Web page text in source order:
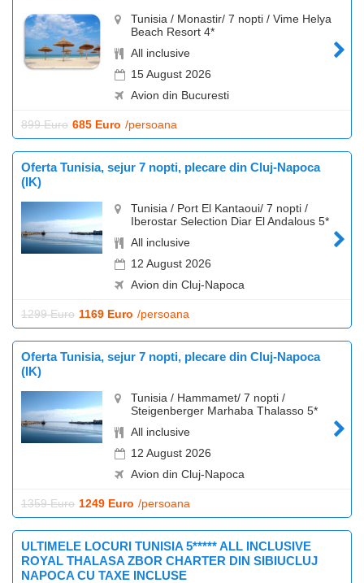
Tunisia / Monastir/ 7 nopti / Vime Helya
Beach Resort 4*
All inclusive
15 August 2026
Avion din Bucuresti
899 Euro 685 Euro /persoana
Oferta Tunisia, sejur 7 nopti, plecare din Cluj-Napoca
(IK)
Tunisia / Port El Kantaoui/ 7 nopti /
Iberostar Selection Diar El Andalous 5*
All inclusive
12 August 2026
Avion din Cluj-Napoca
1299 Euro 1169 Euro /persoana
Oferta Tunisia, sejur 7 nopti, plecare din Cluj-Napoca
(IK)
Tunisia / Hammamet/ 7 nopti /
Steigenberger Marhaba Thalasso 5*
All inclusive
12 August 2026
Avion din Cluj-Napoca
1359 Euro 1249 Euro /persoana
ULTIMELE LOCURI TUNISIA 5***** ALL INCLUSIVE
ROYAL THALASA ZBOR CHARTER DIN SIBIUCLUJ
NAPOCA CU TAXE INCLUSE